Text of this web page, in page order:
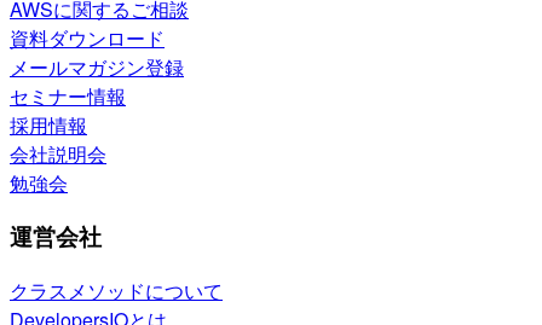
AWSに関するご相談
資料ダウンロード
メールマガジン登録
セミナー情報
採用情報
会社説明会
勉強会
運営会社
クラスメソッドについて